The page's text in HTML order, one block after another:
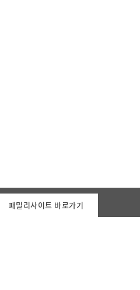
패밀리사이트 바로가기